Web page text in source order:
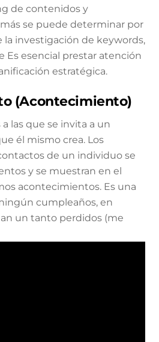
de contenidos y
se puede determinar por
la investigación de keywords,
Es esencial prestar atención
estratégica.
(Acontecimiento)
las que se invita a un
él mismo crea. Los
de un individuo se
y se muestran en el
acontecimientos. Es una
cumpleaños, en
un tanto perdidos (me